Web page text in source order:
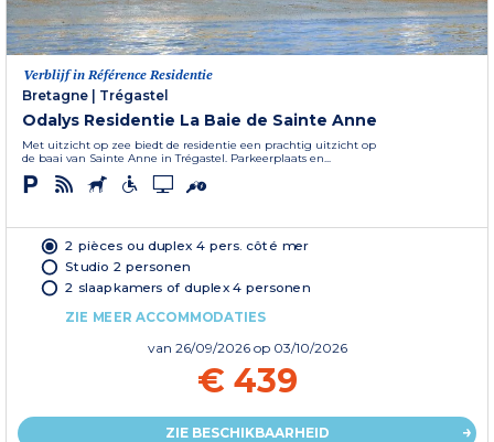
Verblijf in Référence Residentie
Bretagne
Trégastel
Odalys Residentie La Baie de Sainte Anne
Met uitzicht op zee biedt de residentie een prachtig uitzicht op
de baai van Sainte Anne in Trégastel. Parkeerplaats en...
2 pièces ou duplex 4 pers. côté mer
Studio 2 personen
2 slaapkamers of duplex 4 personen
ZIE MEER ACCOMMODATIES
van 26/09/2026 op 03/10/2026
€ 439
ZIE BESCHIKBAARHEID